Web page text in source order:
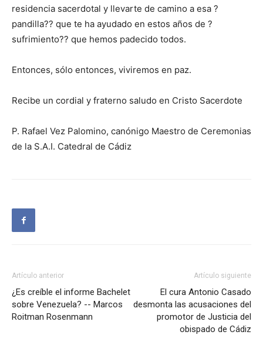
residencia sacerdotal y llevarte de camino a esa ?
pandilla?? que te ha ayudado en estos años de ?
sufrimiento?? que hemos padecido todos.
Entonces, sólo entonces, viviremos en paz.
Recibe un cordial y fraterno saludo en Cristo Sacerdote
P. Rafael Vez Palomino, canónigo Maestro de Ceremonias
de la S.A.I. Catedral de Cádiz
Artículo anterior
¿Es creíble el informe Bachelet
sobre Venezuela? -- Marcos
Roitman Rosenmann
Artículo siguiente
El cura Antonio Casado
desmonta las acusaciones del
promotor de Justicia del
obispado de Cádiz